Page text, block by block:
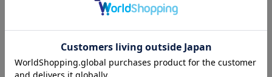
レザートートバッグ（M）
NEW
ELLM ホースレザーブルゾン
¥165,000